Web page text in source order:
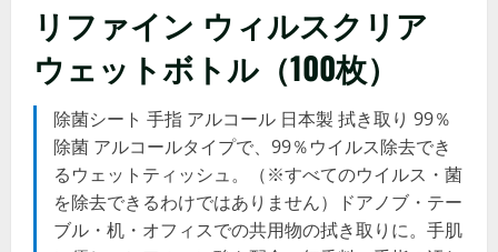
リファイン ウィルスクリア
ウェットボトル（100枚）
除菌シート 手指 アルコール 日本製 拭き取り 99％
除菌 アルコールタイプで、99％ウイルス除去でき
るウェットティッシュ。（※すべてのウイルス・菌
を除去できるわけではありません）ドアノブ・テー
ブル・机・オフィスでの共用物の拭き取りに。手肌